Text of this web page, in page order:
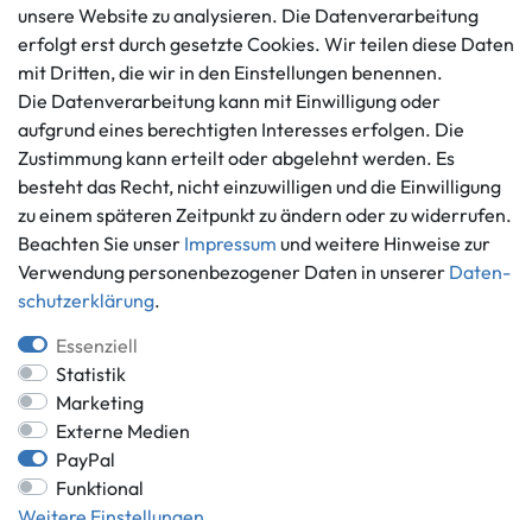
info@gameworld.de
Kontaktformular
Datenschutzerklärung
Barrierefreiheitserklärung
Widerrufs­recht
Vertrag widerrufen
Informationen
Ankauf
Über uns
Häufig gestellte Fragen
Zahlung und Versand
Batterieentsorgung
Zahlungsmöglichkeiten
*Alle Preise inkl. gesetzlicher MwSt.,
** gilt für Lieferungen innerhalb Deutschlands, Lieferzeiten für andere
unsere Website zu analysieren. Die Datenverarbeitung
erfolgt erst durch gesetzte Cookies. Wir teilen diese Daten
mit Dritten, die wir in den Einstellungen benennen.
Die Datenverarbeitung kann mit Einwilligung oder
aufgrund eines berechtigten Interesses erfolgen. Die
Zustimmung kann erteilt oder abgelehnt werden. Es
besteht das Recht, nicht einzuwilligen und die Einwilligung
zu einem späteren Zeitpunkt zu ändern oder zu widerrufen.
Beachten Sie unser Impressum und weitere Hinweise zur
Verwendung personenbezogener Daten in unserer Daten­
schutz­erklärung.
Essenziell
Statistik
Marketing
Externe Medien
PayPal
Funktional